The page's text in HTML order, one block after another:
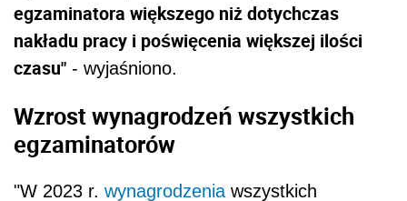
egzaminatora większego niż dotychczas
nakładu pracy i poświęcenia większej ilości
czasu" - wyjaśniono.
Wzrost wynagrodzeń wszystkich
egzaminatorów
"W 2023 r. wynagrodzenia wszystkich